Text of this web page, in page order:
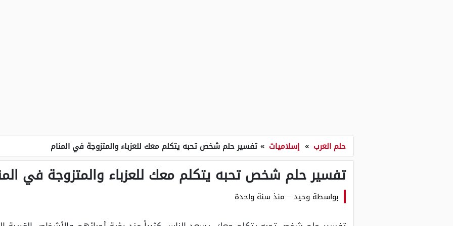
حلم العرب » إسلاميات » تفسير حلم شخص تحبه يتكلم معك للعزباء والمتزوجة في المنام
تفسير حلم شخص تحبه يتكلم معك للعزباء والمتزوجة في
بواسطة وحيد– منذ سنة واحدة